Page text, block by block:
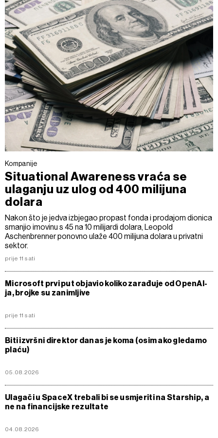
Kompanije
Situational Awareness vraća se
ulaganju uz ulog od 400 milijuna
dolara
Nakon što je jedva izbjegao propast fonda i prodajom dionica
smanjio imovinu s 45 na 10 milijardi dolara, Leopold
Aschenbrenner ponovno ulaže 400 milijuna dolara u privatni
sektor.
prije 11 sati
Microsoft prvi put objavio koliko zarađuje od OpenAI-
ja, brojke su zanimljive
prije 11 sati
Biti izvršni direktor danas je koma (osim ako gledamo
plaću)
05.08.2026
Ulagači u SpaceX trebali bi se usmjeriti na Starship, a
ne na financijske rezultate
04.08.2026